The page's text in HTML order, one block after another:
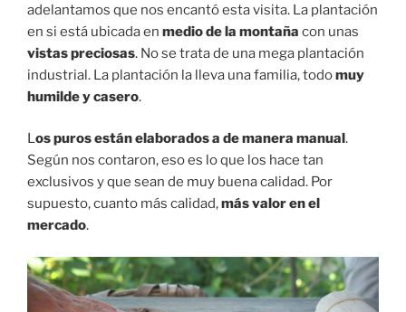
adelantamos que nos encantó esta visita. La plantación
en si está ubicada en medio de la montaña con unas
vistas preciosas. No se trata de una mega plantación
industrial. La plantación la lleva una familia, todomuy
humilde y casero.
Los puros están elaborados a de manera manual .
Según nos contaron, eso es lo que los hace tan
exclusivos y que sean de muy buena calidad. Por
supuesto, cuanto más calidad,más valor en el
mercado.